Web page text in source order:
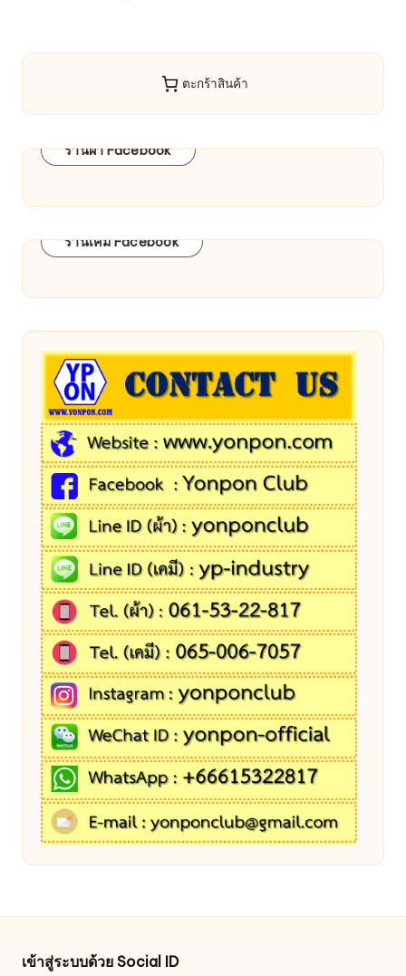
ตะกร้าสินค้า
ร้านผ้า Facebook
ร้านเคมี Facebook
เข้าสู่ระบบด้วย Social ID